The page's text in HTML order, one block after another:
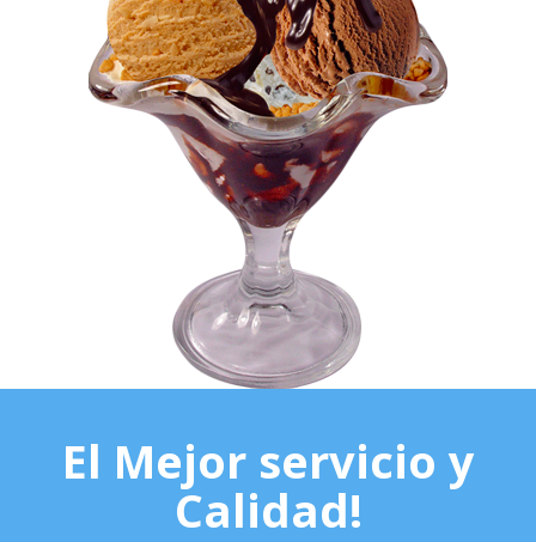
El Mejor servicio y
Calidad!